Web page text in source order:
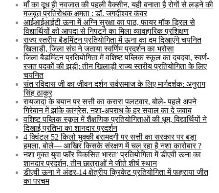
माँ का दूध ही नवजात की पहली वैक्सीन, यही बनाता है रोगों से लड़ने की
मजबूत प्रतिरोधक क्षमता : डॉ. जगदीश्वर कंवर
आईआईआईटी ऊना में अग्नि सुरक्षा का पाठ, फायर मॉक ड्रिल से
विद्यार्थियों को आपदा से निपटने का मिला व्यावहारिक प्रशिक्षण
राज्य स्तरीय बैडमिंटन प्रतियोगिता में ऊना का दम दिखाएंगे चयनित
खिलाड़ी, जिला संघ ने जताया स्वर्णिम प्रदर्शन का भरोसा
जिला बैडमिंटन प्रतियोगिता में वशिष्ट पब्लिक स्कूल का दबदबा, स्वर्ण-
रजत पदकों की झड़ी; तीन खिलाड़ी राज्य स्तरीय प्रतियोगिता के लिए
चयनित
संत रविदास जी का जीवन दर्शन सर्वसमाज के लिए मार्गदर्शक: अनुराग
सिंह ठाकुर
रायजादा के बयान पर सत्ती का करारा पलटवार, बोले- पहले अपने
गिरेबान में झांके कांग्रेस, नशा-अपराध के हर सवाल का दे जवाब
वशिष्ट पब्लिक स्कूल में शैक्षणिक प्रतियोगिताओं की धूम, विद्यार्थियों ने
दिखाई प्रतिभा का शानदार प्रदर्शन
4 क्विंटल 52 किलो भुक्की बरामदगी पर सत्ती का सरकार पर बड़ा
हमला, बोले— आखिर किसके संरक्षण में चल रहा है नशा कारोबार ?
नशा मुक्त युवा फॉर विकसित भारत’ प्रतियोगिता में डीएवी ऊना का
शानदार प्रदर्शन, तीन छात्राओं ने जीते शीर्ष स्थान
डीएवी ऊना ने अंडर-14 क्षेत्रीय क्रिकेट प्रतियोगिता में फहराया जीत
का परचम